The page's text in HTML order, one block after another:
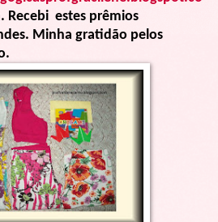
Recebi estes prêmios
Minha gratidão pelos